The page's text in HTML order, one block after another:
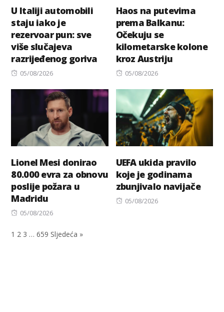
U Italiji automobili
staju iako je
rezervoar pun: sve
više slučajeva
razrijeđenog goriva
Posted
05/08/2026
Haos na putevima
prema Balkanu:
Očekuju se
kilometarske kolone
kroz Austriju
Posted
05/08/2026
Lionel Mesi donirao
80.000 evra za obnovu
poslije požara u
Madridu
Posted
05/08/2026
UEFA ukida pravilo
koje je godinama
zbunjivalo navijače
Posted
05/08/2026
1 2 3 … 659 Sljedeća »